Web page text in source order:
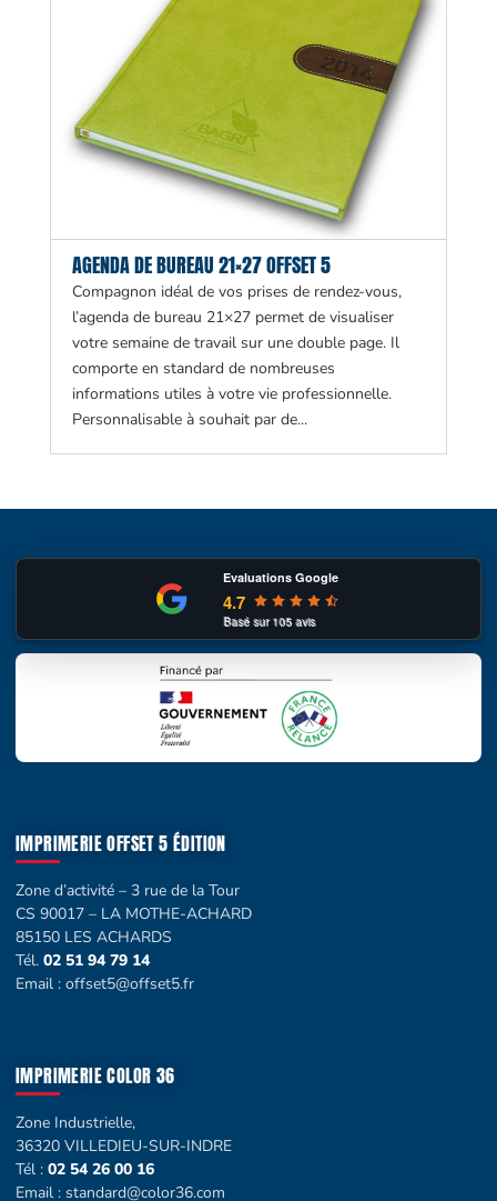
AGENDA DE BUREAU 21×27 OFFSET 5
Compagnon idéal de vos prises de rendez-vous,
l’agenda de bureau 21×27 permet de visualiser
votre semaine de travail sur une double page. Il
comporte en standard de nombreuses
informations utiles à votre vie professionnelle.
Personnalisable à souhait par de...
Evaluations Google
4.7
Basé sur105avis
IMPRIMERIE OFFSET 5 ÉDITION
Zone d’activité – 3 rue de la Tour
CS 90017 – LA MOTHE-ACHARD
85150 LES ACHARDS
Tél. 02 51 94 79 14
Email : offset5@offset5.fr
IMPRIMERIE COLOR 36
Zone Industrielle,
36320 VILLEDIEU-SUR-INDRE
Tél : 02 54 26 00 16
Email : standard@color36.com